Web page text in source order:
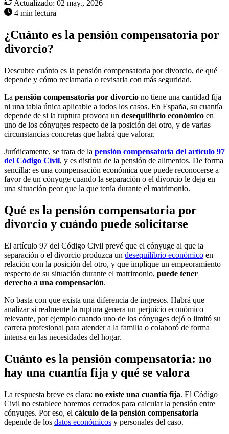
Actualizado: 02 may., 2026
4 min lectura
¿Cuánto es la pensión compensatoria por
divorcio?
Descubre cuánto es la pensión compensatoria por divorcio, de qué
depende y cómo reclamarla o revisarla con más seguridad.
La pensión compensatoria por divorcio no tiene una cantidad fija
ni una tabla única aplicable a todos los casos. En España, su cuantía
depende de si la ruptura provoca un desequilibrio económico en
uno de los cónyuges respecto de la posición del otro, y de varias
circunstancias concretas que habrá que valorar.
Jurídicamente, se trata de la pensión compensatoria del artículo 97
del Código Civil, y es distinta de la pensión de alimentos. De forma
sencilla: es una compensación económica que puede reconocerse a
favor de un cónyuge cuando la separación o el divorcio le deja en
una situación peor que la que tenía durante el matrimonio.
Qué es la pensión compensatoria por
divorcio y cuándo puede solicitarse
El artículo 97 del Código Civil prevé que el cónyuge al que la
separación o el divorcio produzca un desequilibrio económico en
relación con la posición del otro, y que implique un empeoramiento
respecto de su situación durante el matrimonio, puede tener
derecho a una compensación.
No basta con que exista una diferencia de ingresos. Habrá que
analizar si realmente la ruptura genera un perjuicio económico
relevante, por ejemplo cuando uno de los cónyuges dejó o limitó su
carrera profesional para atender a la familia o colaboró de forma
intensa en las necesidades del hogar.
Cuánto es la pensión compensatoria: no
hay una cuantía fija y qué se valora
La respuesta breve es clara: no existe una cuantía fija. El Código
Civil no establece baremos cerrados para calcular la pensión entre
cónyuges. Por eso, el cálculo de la pensión compensatoria
depende de los datos económicos y personales del caso.